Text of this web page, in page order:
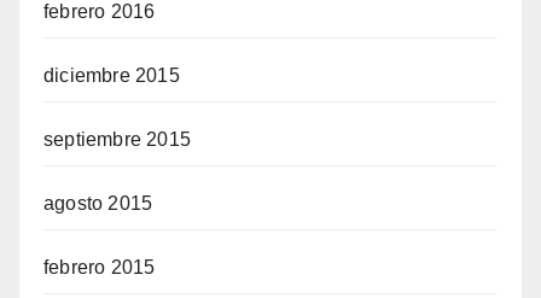
febrero 2016
diciembre 2015
septiembre 2015
agosto 2015
febrero 2015